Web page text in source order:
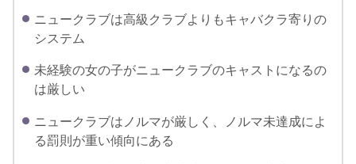
ニュークラブは高級クラブよりもキャバクラ寄りの
システム
未経験の女の子がニュークラブのキャストになるの
は厳しい
ニュークラブはノルマが厳しく、ノルマ未達成によ
る罰則が重い傾向にある